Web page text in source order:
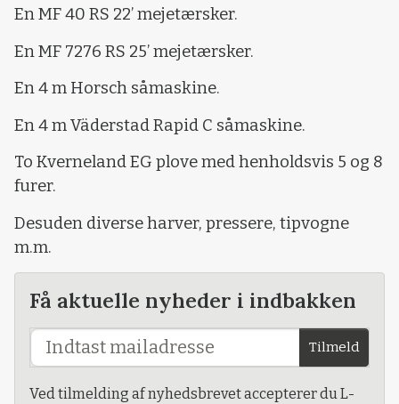
En MF 40 RS 22’ mejetærsker.
En MF 7276 RS 25’ mejetærsker.
En 4 m Horsch såmaskine.
En 4 m Väderstad Rapid C såmaskine.
To Kverneland EG plove med henholdsvis 5 og 8
furer.
Desuden diverse harver, pressere, tipvogne
m.m.
Få aktuelle nyheder i indbakken
Tilmeld
Ved tilmelding af nyhedsbrevet accepterer du L-